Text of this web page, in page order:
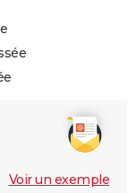
Voir un exemple